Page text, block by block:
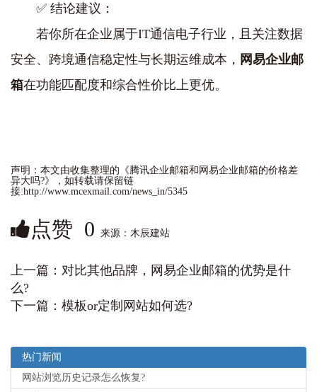
✅ ‌结论建议‌：
若你所在企业属于IT通信电子行业，且关注‌数据
安全、跨境通信稳定性与长期运维成本‌，‌ 网易企业邮
箱在功能匹配度和综合性价比上更优‌。
声明：本文由收集整理的《腾讯企业邮箱和网易企业邮箱的价格差
异大吗?‌》，如转载请保留链
接:http://www.mcexmail.com/news_in/5345
点赞 0 来源：木辰建站
上一篇： 对比其他品牌，网易企业邮箱的优势是什
么?‌
下一篇： 模板or定制网站如何选?
热门新闻
网站浏览历史记录怎么恢复?